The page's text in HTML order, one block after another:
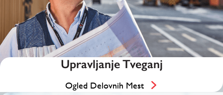
Upravljanje Tveganj
Ogled Delovnih Mest